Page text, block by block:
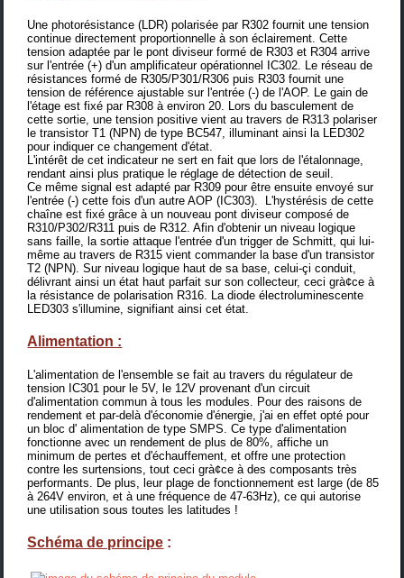
Une photorésistance (LDR) polarisée par R302 fournit une tension
continue directement proportionnelle à son éclairement. Cette
tension adaptée par le pont diviseur formé de R303 et R304 arrive
sur l'entrée (+) d'un amplificateur opérationnel IC302. Le réseau de
résistances formé de R305/P301/R306 puis R303 fournit une
tension de référence ajustable sur l'entrée (-) de l'AOP. Le gain de
l'étage est fixé par R308 à environ 20. Lors du basculement de
cette sortie, une tension positive vient au travers de R313 polariser
le transistor T1 (NPN) de type BC547, illuminant ainsi la LED302
pour indiquer ce changement d'état.
L'intérêt de cet indicateur ne sert en fait que lors de l'étalonnage,
rendant ainsi plus pratique le réglage de détection de seuil.
Ce même signal est adapté par R309 pour être ensuite envoyé sur
l'entrée (-) cette fois d'un autre AOP (IC303). L'hystérésis de cette
chaîne est fixé grâce à un nouveau pont diviseur composé de
R310/P302/R311 puis de R312. Afin d'obtenir un niveau logique
sans faille, la sortie attaque l'entrée d'un trigger de Schmitt, qui lui-
même au travers de R315 vient commander la base d'un transistor
T2 (NPN). Sur niveau logique haut de sa base, celui-çi conduit,
délivrant ainsi un état haut parfait sur son collecteur, ceci grà¢ce à
la résistance de polarisation R316. La diode électroluminescente
LED303 s'illumine, signifiant ainsi cet état.
Alimentation :
L'alimentation de l'ensemble se fait au travers du régulateur de
tension IC301 pour le 5V, le 12V provenant d'un circuit
d'alimentation commun à tous les modules. Pour des raisons de
rendement et par-delà d'économie d'énergie, j'ai en effet opté pour
unbloc d' alimentation de type SMPS . Ce type d'alimentation
fonctionne avec un rendement de plus de 80%, affiche un
minimum de pertes et d'échauffement, et offre une protection
contre les surtensions, tout ceci grà¢ce à des composants très
performants. De plus, leur plage de fonctionnement est large (de 85
à 264V environ, et à une fréquence de 47-63Hz), ce qui autorise
une utilisation sous toutes les latitudes !
Schéma de principe :